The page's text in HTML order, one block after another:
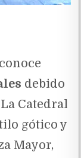
debido
Catedral
gótico y
Mayor,